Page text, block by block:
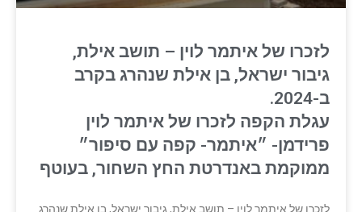
לזכרו של איתמר לוין – תושב אילת,
גיבור ישראל, בן אילת שנהרג בקרב
ב-2024.
עגלת הקפה לזכרו של איתמר לוין
פרידמן- ״איתמר- קפה עם סיפור״
ממוקמת באנדרטת החץ השחור, בעוטף
לזכרו של איתמר לוין – תושב אילת, גיבור ישראל, בן אילת שנהרג